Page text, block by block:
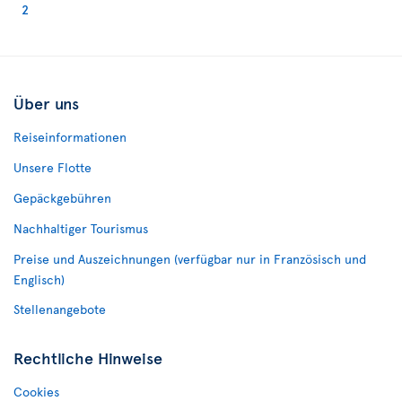
2
Über uns
Reiseinformationen
Unsere Flotte
Gepäckgebühren
Nachhaltiger Tourismus
Preise und Auszeichnungen (verfügbar nur in Französisch und
Englisch)
Stellenangebote
Rechtliche Hinweise
Cookies